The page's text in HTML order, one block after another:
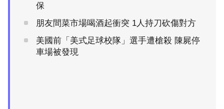
保
朋友間菜市場喝酒起衝突 1人持刀砍傷對方
美國前「美式足球校隊」選手遭槍殺 陳屍停
車場被發現